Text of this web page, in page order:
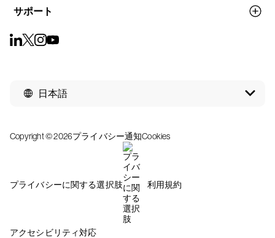
サポート
日本語
Copyright © 2026プライバシー通知Cookies
プライバシーに関する選択肢 利用規約
アクセシビリティ対応